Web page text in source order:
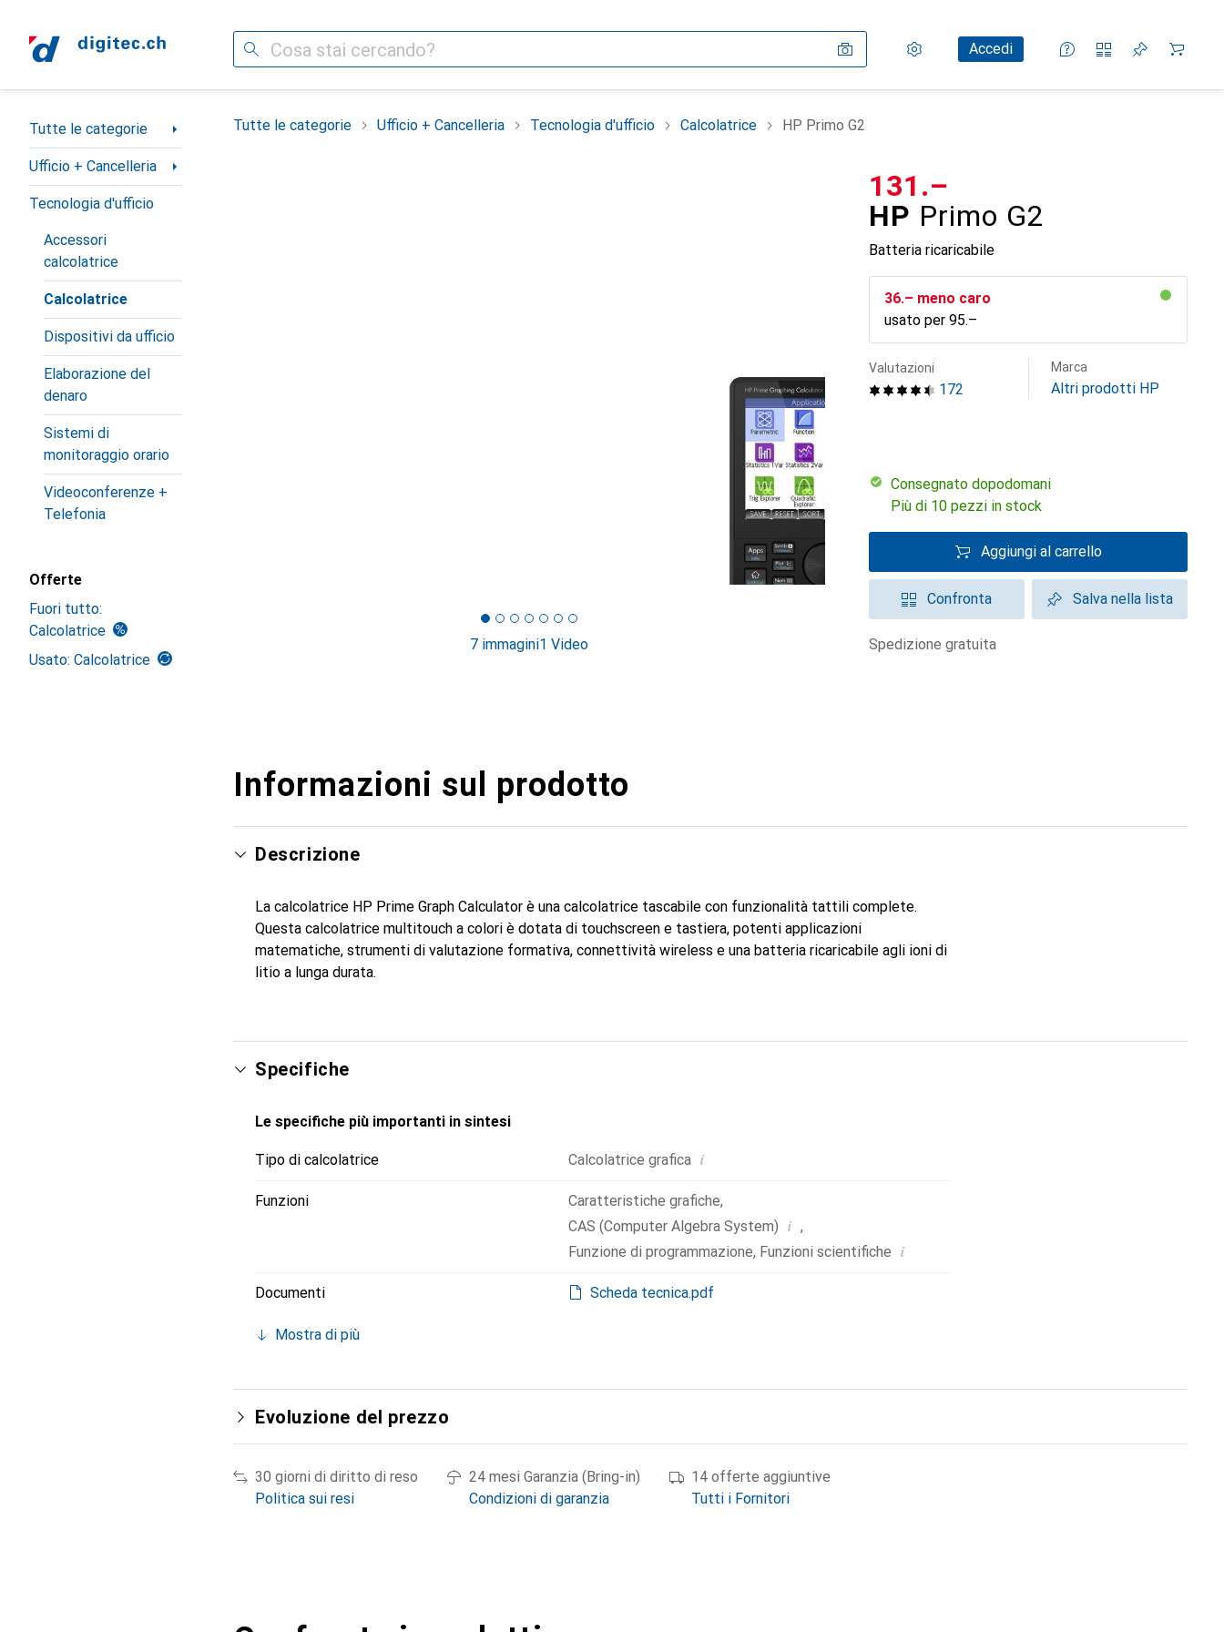
Cerca Impostazioni
Conto clienteAccedi
Liste di confronto
Liste dei desideri
Carrello
Categoria Navigazione
Tutte le categorie
Ufficio + Cancelleria
Tecnologia d'ufficio
Accessori
calcolatrice
Calcolatrice
Dispositivi da ufficio
Elaborazione del
denaro
Sistemi di
monitoraggio orario
Videoconferenze +
Telefonia
Offerte
Fuori tutto:
Calcolatrice
Usato: Calcolatrice
Tutte le categorie Ufficio + Cancelleria Tecnologia d'ufficio Calcolatrice HP Primo G2
7 immagini1 Video
HP Primo G2
Batteria ricaricabile
CHF
131.–
CHF
36.– meno caro
usato per CHF
95.–
172
Valutazioni Marca
Altri prodotti HP
Consegnato dopodomani
Più di 10 pezzi in stock
Aggiungi al carrello
Confronta Salva nella lista
spedizione gratuita
Informazioni sul prodotto
Descrizione
La calcolatrice HP Prime Graph Calculator è una calcolatrice tascabile con funzionalità tattili complete.
Questa calcolatrice multitouch a colori è dotata di touchscreen e tastiera, potenti applicazioni
matematiche, strumenti di valutazione formativa, connettività wireless e una batteria ricaricabile agli ioni di
litio a lunga durata.
Specifiche
Le specifiche più importanti in sintesi
Tipo di calcolatrice Calcolatrice grafica i
Funzioni Caratteristiche grafiche,
CAS (Computer Algebra System) i ,
Funzione di programmazione, Funzioni scientifiche i
Documenti Scheda tecnica.pdf
Mostra di più
Evoluzione del prezzo
30 giorni di diritto di reso
Politica sui resi
24 mesi Garanzia (Bring-in)
Condizioni di garanzia
14 offerte aggiuntive
Tutti i Fornitori